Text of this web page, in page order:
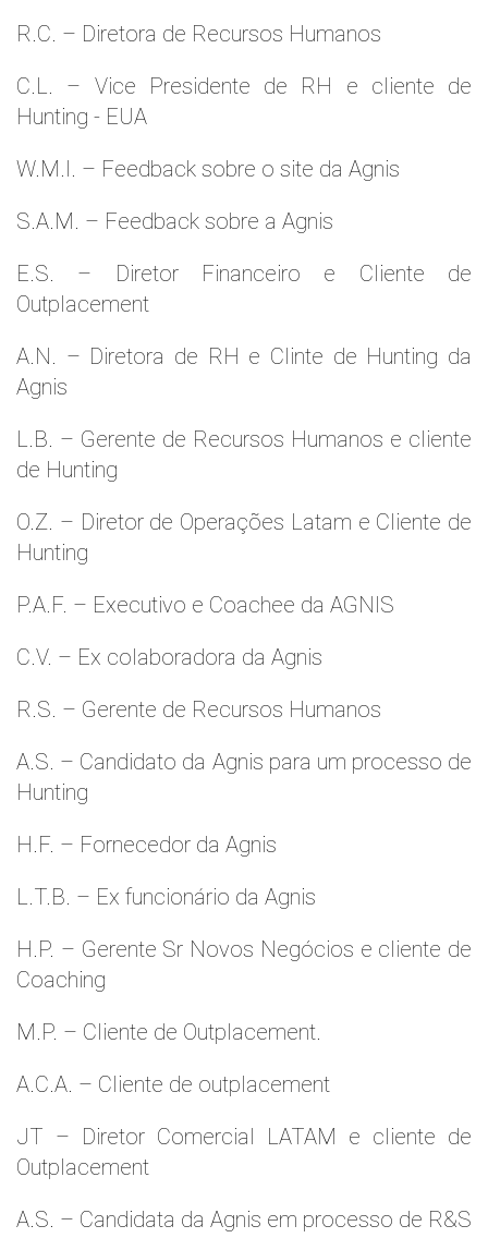
R.C. – Diretora de Recursos Humanos
C.L. – Vice Presidente de RH e cliente de
Hunting - EUA
W.M.l. – Feedback sobre o site da Agnis
S.A.M. – Feedback sobre a Agnis
E.S. – Diretor Financeiro e Cliente de
Outplacement
A.N. – Diretora de RH e Clinte de Hunting da
Agnis
L.B. – Gerente de Recursos Humanos e cliente
de Hunting
O.Z. – Diretor de Operações Latam e Cliente de
Hunting
P.A.F. – Executivo e Coachee da AGNIS
C.V. – Ex colaboradora da Agnis
R.S. – Gerente de Recursos Humanos
A.S. – Candidato da Agnis para um processo de
Hunting
H.F. – Fornecedor da Agnis
L.T.B. – Ex funcionário da Agnis
H.P. – Gerente Sr Novos Negócios e cliente de
Coaching
M.P. – Cliente de Outplacement.
A.C.A. – Cliente de outplacement
JT – Diretor Comercial LATAM e cliente de
Outplacement
A.S. – Candidata da Agnis em processo de R&S